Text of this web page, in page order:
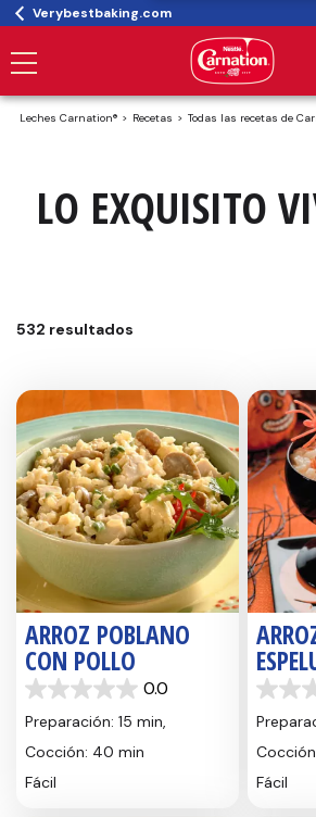
Verybestbaking.com
Leches Carnation® Recetas Todas las recetas de
LO EXQUISITO
532 resultados
ARROZ POBLANO
CON POLLO
0.0
0.0
de
estrellas.
Preparación: 15 min,
Cocción: 40 min
Fácil
0.0
de
Fácil